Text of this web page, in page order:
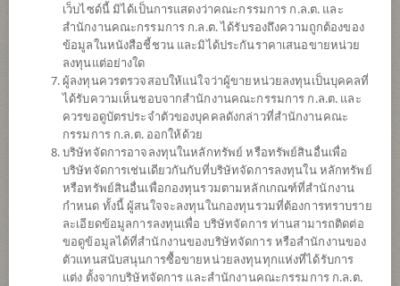
เพื่อการออม)
SCBCHA-SSF
ความเสี่ยงสูง
6
ตั้งแต่ต้นปี
เว็บไซด์นี้ มิได้เป็นการแสดงว่าคณะกรรมการ ก.ล.ต. และ
สำนักงานคณะกรรมการ ก.ล.ต. ได้รับรองถึงความถูกต้องของ
ข้อมูลในหนังสือชี้ชวน และมิได้ประกันราคาเสนอขายหน่วย
ลงทุนแต่อย่างใด
ผู้ลงทุนควรตรวจสอบให้แน่ใจว่าผู้ขายหน่วยลงทุนเป็นบุคคลที่
ได้รับความเห็นชอบจากสำนักงานคณะกรรมการ ก.ล.ต. และ
ควรขอดูบัตรประจำตัวของบุคคลดังกล่าวที่สำนักงานคณะ
กรรมการ ก.ล.ต. ออกให้ด้วย
บริษัทจัดการอาจลงทุนในหลักทรัพย์ หรือทรัพย์สินอื่นเพื่อ
บริษัทจัดการเช่นเดียวกันกับที่บริษัทจัดการลงทุนใน หลักทรัพย์
หรือทรัพย์สินอื่นเพื่อกองทุนรวมตามหลักเกณฑ์ที่สำนักงาน
กำหนด ทั้งนี้ ผู้สนใจจะลงทุนในกองทุนรวมที่ต้องการทราบราย
ละเอียดข้อมูลการลงทุนเพื่อ บริษัทจัดการ ท่านสามารถติดต่อ
ขอดูข้อมูลได้ที่สำนักงานของบริษัทจัดการ หรือสำนักงานของ
ตัวแทนสนับสนุนการซื้อขายหน่วยลงทุนทุกแห่งที่ได้รับการ
แต่ง ตั้งจากบริษัทจัดการ และสำนักงานคณะกรรมการ ก.ล.ต.